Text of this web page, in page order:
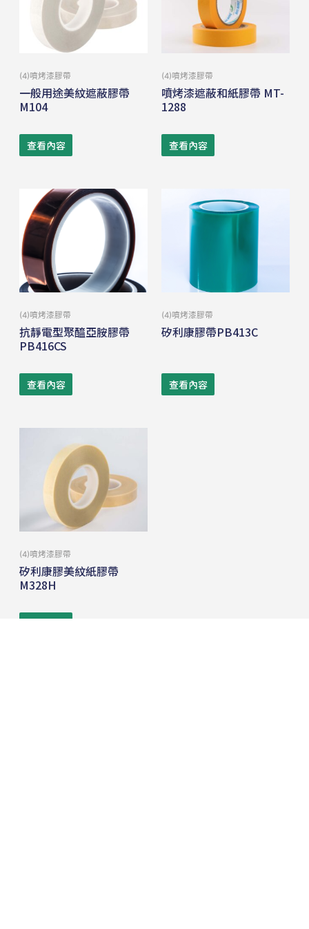
(4)噴烤漆膠帶
一般用途美紋遮蔽膠帶
M104
查看內容
(4)噴烤漆膠帶
噴烤漆遮蔽和紙膠帶 MT-
1288
查看內容
(4)噴烤漆膠帶
抗靜電型聚醯亞胺膠帶
PB416CS
查看內容
(4)噴烤漆膠帶
矽利康膠帶PB413C
查看內容
(4)噴烤漆膠帶
矽利康膠美紋紙膠帶
M328H
查看內容